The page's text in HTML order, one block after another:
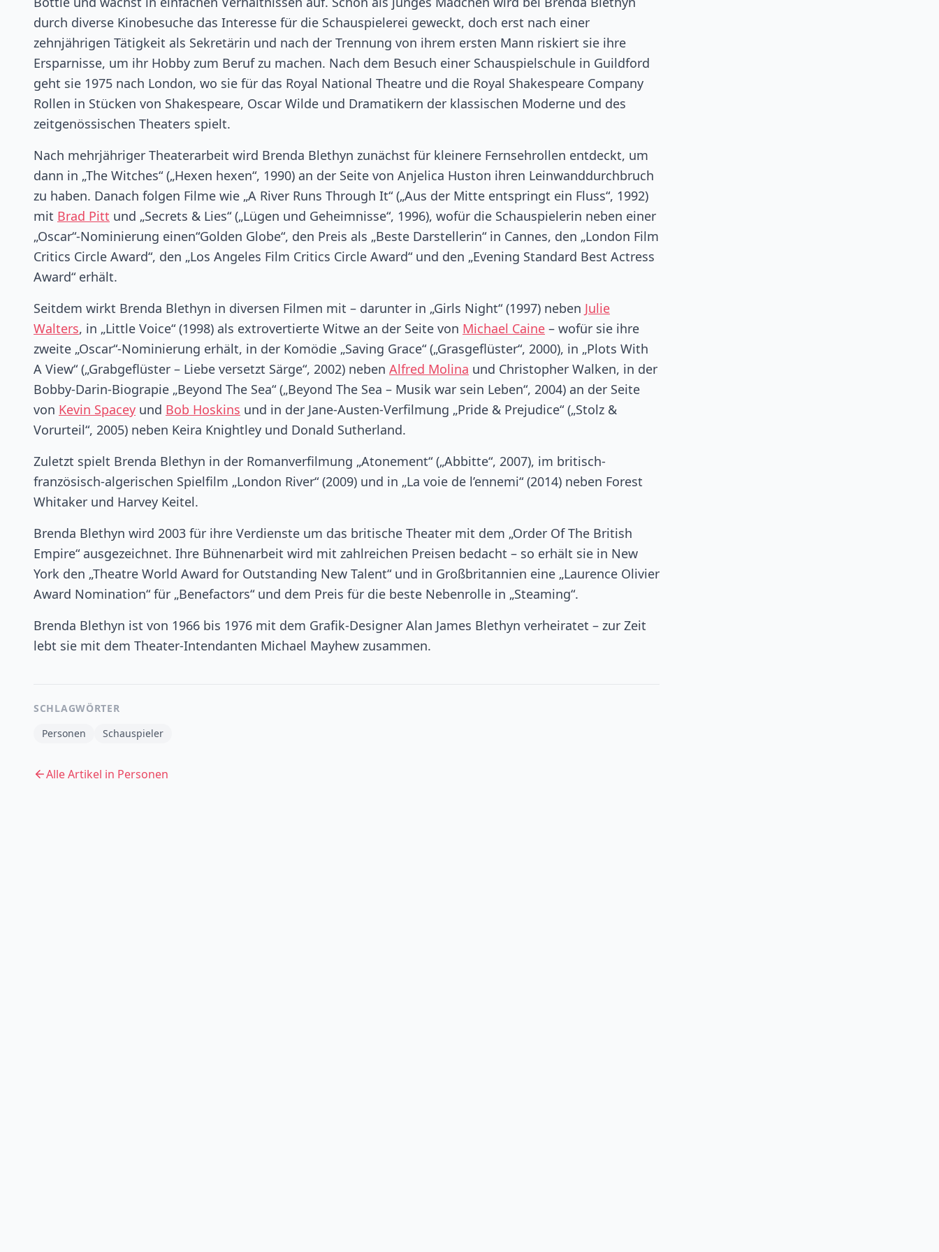
durch diverse Kinobesuche das Interesse für die Schauspielerei geweckt, doch erst nach einer
zehnjährigen Tätigkeit als Sekretärin und nach der Trennung von ihrem ersten Mann riskiert sie ihre
Ersparnisse, um ihr Hobby zum Beruf zu machen. Nach dem Besuch einer Schauspielschule in Guildford
geht sie 1975 nach London, wo sie für das Royal National Theatre und die Royal Shakespeare Company
Rollen in Stücken von Shakespeare, Oscar Wilde und Dramatikern der klassischen Moderne und des
zeitgenössischen Theaters spielt.
Nach mehrjähriger Theaterarbeit wird Brenda Blethyn zunächst für kleinere Fernsehrollen entdeckt, um
dann in „The Witches“ („Hexen hexen“, 1990) an der Seite von Anjelica Huston ihren Leinwanddurchbruch
zu haben. Danach folgen Filme wie „A River Runs Through It“ („Aus der Mitte entspringt ein Fluss“, 1992)
mit Brad Pitt und „Secrets & Lies“ („Lügen und Geheimnisse“, 1996), wofür die Schauspielerin neben einer
„Oscar“-Nominierung einen“Golden Globe“, den Preis als „Beste Darstellerin“ in Cannes, den „London Film
Critics Circle Award“, den „Los Angeles Film Critics Circle Award“ und den „Evening Standard Best Actress
Award“ erhält.
Seitdem wirkt Brenda Blethyn in diversen Filmen mit – darunter in „Girls Night“ (1997) neben Julie
Walters, in „Little Voice“ (1998) als extrovertierte Witwe an der Seite von Michael Caine – wofür sie ihre
zweite „Oscar“-Nominierung erhält, in der Komödie „Saving Grace“ („Grasgeflüster“, 2000), in „Plots With
A View“ („Grabgeflüster – Liebe versetzt Särge“, 2002) neben Alfred Molina und Christopher Walken, in der
Bobby-Darin-Biograpie „Beyond The Sea“ („Beyond The Sea – Musik war sein Leben“, 2004) an der Seite
von Kevin Spacey und Bob Hoskins und in der Jane-Austen-Verfilmung „Pride & Prejudice“ („Stolz &
Vorurteil“, 2005) neben Keira Knightley und Donald Sutherland.
Zuletzt spielt Brenda Blethyn in der Romanverfilmung „Atonement“ („Abbitte“, 2007), im britisch-
französisch-algerischen Spielfilm „London River“ (2009) und in „La voie de l’ennemi“ (2014) neben Forest
Whitaker und Harvey Keitel.
Brenda Blethyn wird 2003 für ihre Verdienste um das britische Theater mit dem „Order Of The British
Empire“ ausgezeichnet. Ihre Bühnenarbeit wird mit zahlreichen Preisen bedacht – so erhält sie in New
York den „Theatre World Award for Outstanding New Talent“ und in Großbritannien eine „Laurence Olivier
Award Nomination“ für „Benefactors“ und dem Preis für die beste Nebenrolle in „Steaming“.
Brenda Blethyn ist von 1966 bis 1976 mit dem Grafik-Designer Alan James Blethyn verheiratet – zur Zeit
lebt sie mit dem Theater-Intendanten Michael Mayhew zusammen.
SCHLAGWÖRTER
Personen
Schauspieler
Alle Artikel in Personen